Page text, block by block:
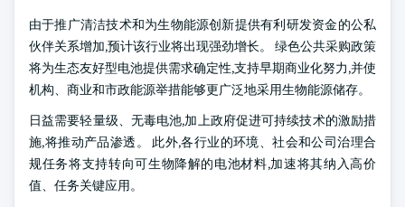
由于推广清洁技术和为生物能源创新提供有利研发资金的公私
伙伴关系增加,预计该行业将出现强劲增长。 绿色公共采购政策
将为生态友好型电池提供需求确定性,支持早期商业化努力,并使
机构、商业和市政能源举措能够更广泛地采用生物能源储存。
日益需要轻量级、无毒电池,加上政府促进可持续技术的激励措
施,将推动产品渗透。 此外,各行业的环境、社会和公司治理合
规任务将支持转向可生物降解的电池材料,加速将其纳入高价
值、任务关键应用。